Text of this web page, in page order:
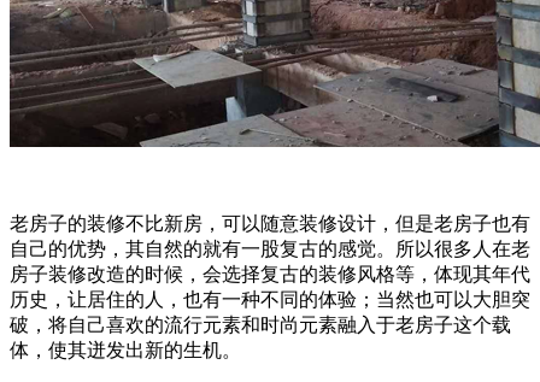
老房子的装修不比新房，可以随意装修设计，但是老房子也有
自己的优势，其自然的就有一股复古的感觉。所以很多人在老
房子装修改造的时候，会选择复古的装修风格等，体现其年代
历史，让居住的人，也有一种不同的体验；当然也可以大胆突
破，将自己喜欢的流行元素和时尚元素融入于老房子这个载
体，使其迸发出新的生机。